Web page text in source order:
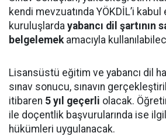
kendi mevzuatında YÖKDİL’i
kuruluşlarda yabancı dil şartının
belgelemekamacıyla
Lisansüstü eğitim ve yabancı dil
sınav sonucu, sınavın
itibaren 5 yıl geçerli olacak.
ile doçentlik başvurularında ise
hükümleri uygulanacak.